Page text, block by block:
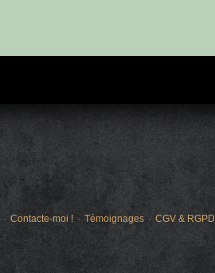
Contacte-moi ! Témoignages CGV & RGPD